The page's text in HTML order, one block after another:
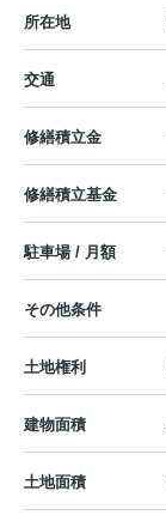
所在地
交通
修繕積立金
修繕積立基金
駐車場 / 月額
その他条件
土地権利
建物面積
土地面積